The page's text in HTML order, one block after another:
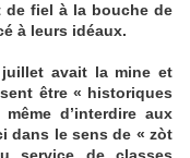
fiel à la bouche de
à leurs idéaux.
avait la mine et
être « historiques
d’interdire aux
dans le sens de « zòt